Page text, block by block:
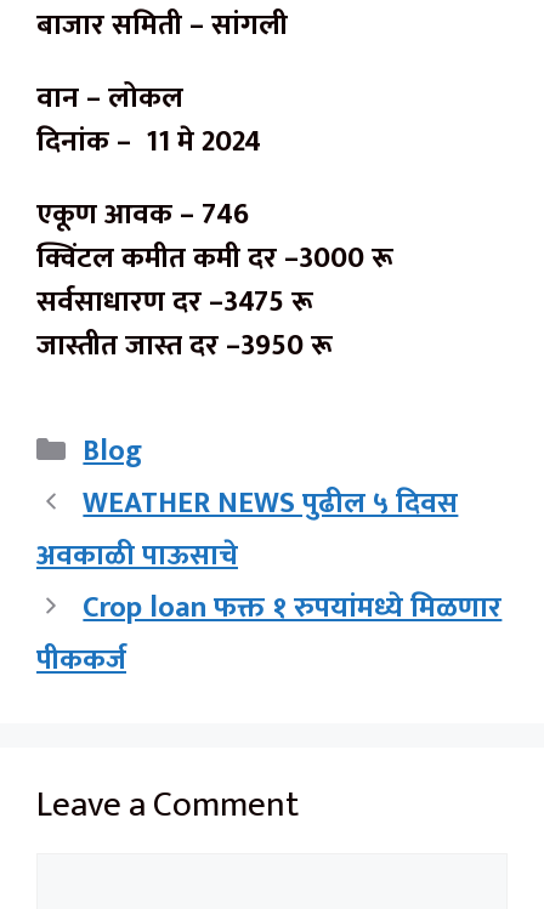
बाजार समिती – सांगली
वान – लोकल
दिनांक – 11 मे 2024
एकूण आवक – 746
क्विंटल कमीत कमी दर –3000 रू
सर्वसाधारण दर –3475 रू
जास्तीत जास्त दर –3950 रू
Categories
Blog
WEATHER NEWS पुढील ५ दिवस
अवकाळी पाऊसाचे
Crop loan फक्त १ रुपयांमध्ये मिळणार
पीककर्ज
Leave a Comment